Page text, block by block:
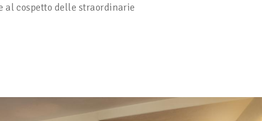
al cospetto delle straordinarie